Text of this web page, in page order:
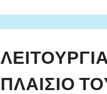
ΠΛΑΊΣΙΟ